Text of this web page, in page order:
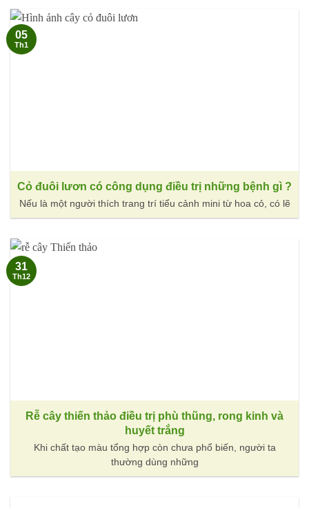
Cỏ đuôi lươn có công dụng điều trị những bệnh gì ?
Nếu là một người thích trang trí tiểu cảnh mini từ hoa cỏ, có lẽ
05
Th1
Rễ cây thiến thảo điều trị phù thũng, rong kinh và
huyết trắng
Khi chất tạo màu tổng hợp còn chưa phổ biến, người ta
thường dùng những
31
Th12